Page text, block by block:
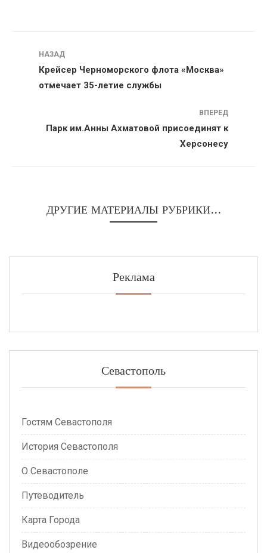
Навигация
НАЗАД
Крейсер Черноморского флота «Москва»
отмечает 35-летие службы
ВПЕРЕД
Парк им.Анны Ахматовой присоединят к
Херсонесу
ДРУГИЕ МАТЕРИАЛЫ РУБРИКИ...
Реклама
Севастополь
Гостям Севастополя
История Севастополя
О Севастополе
Путеводитель
Карта Города
Видеообозрение